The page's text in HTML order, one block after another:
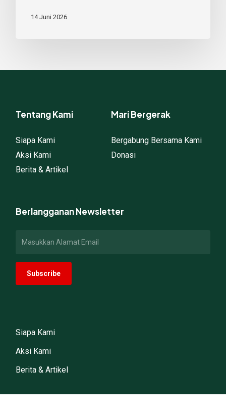
14 Juni 2026
Tentang Kami
Siapa Kami
Aksi Kami
Berita & Artikel
Mari Bergerak
Bergabung Bersama Kami
Donasi
Berlangganan Newsletter
Siapa Kami
Aksi Kami
Berita & Artikel